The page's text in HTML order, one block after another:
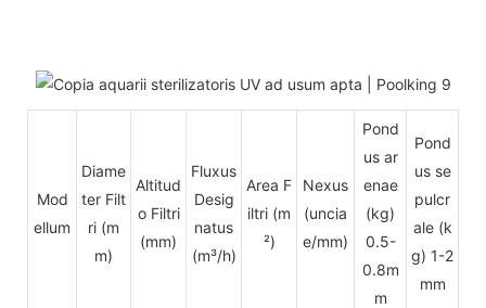
Mod
ellum
Diame
ter Filt
ri (m
m)
Altitud
o Filtri
(mm)
Fluxus
Desig
natus
(m³/h)
Area F
iltri (m
²)
Nexus
(uncia
e/mm)
Pond
us ar
enae
(kg)
0.5-
0.8m
m
Pond
us se
pulcr
ale (k
g) 1-2
mm